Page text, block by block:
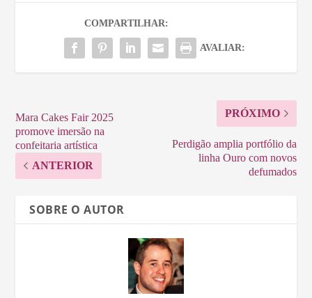
COMPARTILHAR:
AVALIAR:
Mara Cakes Fair 2025
promove imersão na
confeitaria artística
ANTERIOR
PRÓXIMO
Perdigão amplia portfólio da
linha Ouro com novos
defumados
SOBRE O AUTOR